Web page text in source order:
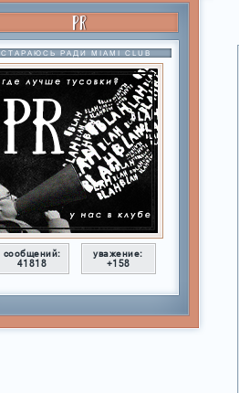
PR
СТАРАЮСЬ РАДИ MIAMI CLUB
сообщений:
41818
уважение:
+158